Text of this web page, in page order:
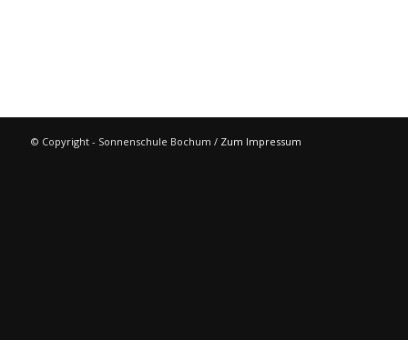
© Copyright - Sonnenschule Bochum / Zum Impressum